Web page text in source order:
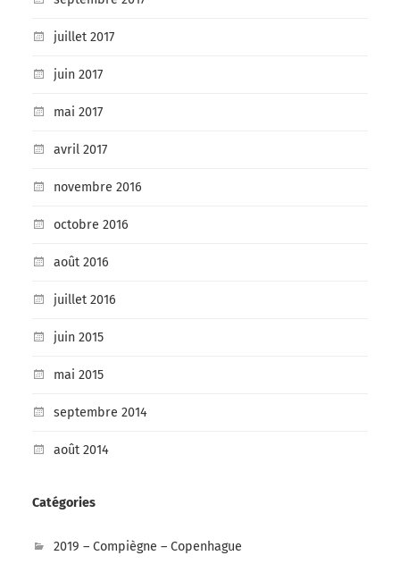
juillet 2017
juin 2017
mai 2017
avril 2017
novembre 2016
octobre 2016
août 2016
juillet 2016
juin 2015
mai 2015
septembre 2014
août 2014
Catégories
2019 – Compiègne – Copenhague